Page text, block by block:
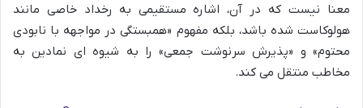
معنا نیست که در آن، اشاره مستقیمی به رخداد خاصی مانند
هولوکاست شده باشد، بلکه مفهوم «همبستگی در مواجهه با نابودی
محتوم» و «پذیرش سرنوشت جمعی» را به شیوه ای نمادین به
مخاطب منتقل می کند.